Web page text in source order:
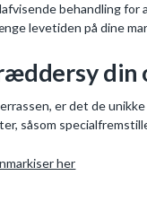
behandling
levetiden på dine
din
er det de
såsom
her